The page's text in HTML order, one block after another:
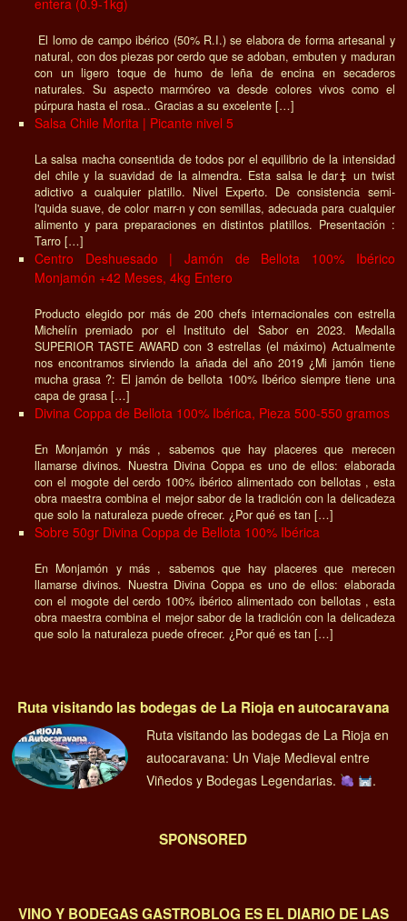
entera (0.9-1kg)
El lomo de campo ibérico (50% R.I.) se elabora de forma artesanal y
natural, con dos piezas por cerdo que se adoban, embuten y maduran
con un ligero toque de humo de leña de encina en secaderos
naturales. Su aspecto marmóreo va desde colores vivos como el
púrpura hasta el rosa.. Gracias a su excelente […]
Salsa Chile Morita | Picante nivel 5
La salsa macha consentida de todos por el equilibrio de la intensidad
del chile y la suavidad de la almendra. Esta salsa le dar‡ un twist
adictivo a cualquier platillo. Nivel Experto. De consistencia semi-
l'quida suave, de color marr-n y con semillas, adecuada para cualquier
alimento y para preparaciones en distintos platillos. Presentación :
Tarro […]
Centro Deshuesado | Jamón de Bellota 100% Ibérico
Monjamón +42 Meses, 4kg Entero
Producto elegido por más de 200 chefs internacionales con estrella
Michelín premiado por el Instituto del Sabor en 2023. Medalla
SUPERIOR TASTE AWARD con 3 estrellas (el máximo) Actualmente
nos encontramos sirviendo la añada del año 2019 ¿Mi jamón tiene
mucha grasa ?: El jamón de bellota 100% Ibérico siempre tiene una
capa de grasa […]
Divina Coppa de Bellota 100% Ibérica, Pieza 500-550 gramos
En Monjamón y más , sabemos que hay placeres que merecen
llamarse divinos. Nuestra Divina Coppa es uno de ellos: elaborada
con el mogote del cerdo 100% ibérico alimentado con bellotas , esta
obra maestra combina el mejor sabor de la tradición con la delicadeza
que solo la naturaleza puede ofrecer. ¿Por qué es tan […]
Sobre 50gr Divina Coppa de Bellota 100% Ibérica
En Monjamón y más , sabemos que hay placeres que merecen
llamarse divinos. Nuestra Divina Coppa es uno de ellos: elaborada
con el mogote del cerdo 100% ibérico alimentado con bellotas , esta
obra maestra combina el mejor sabor de la tradición con la delicadeza
que solo la naturaleza puede ofrecer. ¿Por qué es tan […]
Ruta visitando las bodegas de La Rioja en autocaravana
Ruta visitando las bodegas de La Rioja en
autocaravana: Un Viaje Medieval entre
Viñedos y Bodegas Legendarias.
.
SPONSORED
VINO Y BODEGAS GASTROBLOG ES EL DIARIO DE LAS